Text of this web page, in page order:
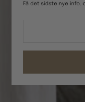
Få det sidste nye info.